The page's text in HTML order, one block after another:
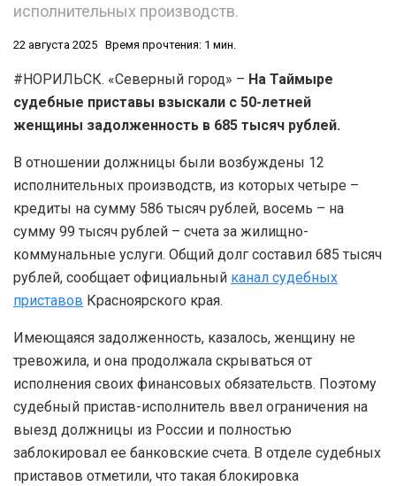
исполнительных производств.
22 августа 2025 Время прочтения: 1 мин.
#НОРИЛЬСК. «Северный город» – На Таймыре
судебные приставы взыскали с 50-летней
женщины задолженность в 685 тысяч рублей.
В отношении должницы были возбуждены 12
исполнительных производств, из которых четыре –
кредиты на сумму 586 тысяч рублей, восемь – на
сумму 99 тысяч рублей – счета за жилищно-
коммунальные услуги. Общий долг составил 685 тысяч
рублей, сообщает официальный канал судебных
приставов Красноярского края.
Имеющаяся задолженность, казалось, женщину не
тревожила, и она продолжала скрываться от
исполнения своих финансовых обязательств. Поэтому
судебный пристав-исполнитель ввел ограничения на
выезд должницы из России и полностью
заблокировал ее банковские счета. В отделе судебных
приставов отметили, что такая блокировка